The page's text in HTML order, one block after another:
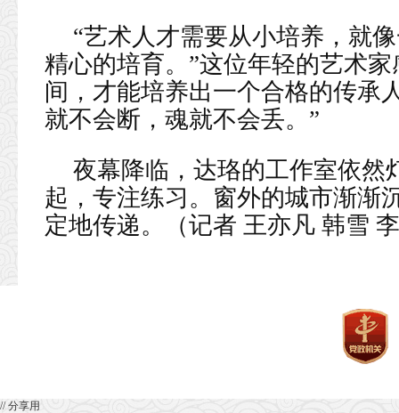
“艺术人才需要从小培养，就
精心的培育。”这位年轻的艺术
间，才能培养出一个合格的传承
就不会断，魂就不会丢。”
夜幕降临，达珞的工作室依然
起，专注练习。窗外的城市渐渐
定地传递。（记者 王亦凡 韩雪
// 分享用